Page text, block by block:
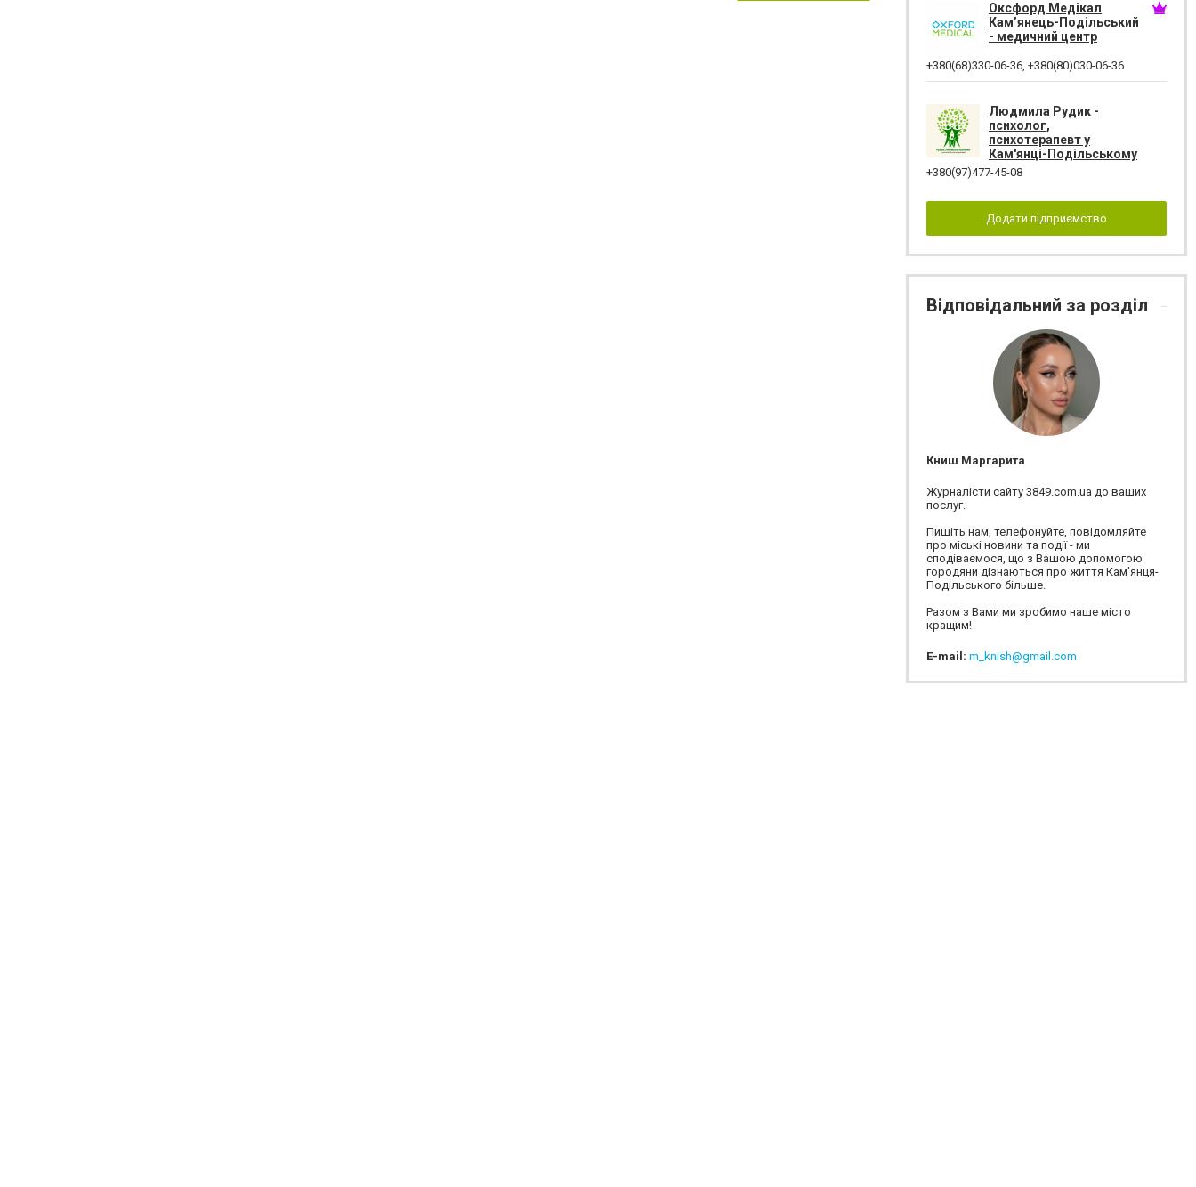
Оксфорд Медікал
Кам’янець-Подільський
- медичний центр
+380(68)330-06-36, +380(80)030-06-36
Людмила Рудик -
психолог,
психотерапевт у
Кам'янці-Подільському
+380(97)477-45-08
Додати підприємство
Відповідальний за розділ
Книш Маргарита
Журналісти сайту 3849.com.ua до ваших
послуг.
Пишіть нам, телефонуйте, повідомляйте
про міські новини та події - ми
сподіваємося, що з Вашою допомогою
городяни дізнаються про життя Кам'янця-
Подільського більше.
Разом з Вами ми зробимо наше місто
кращим!
E-mail: m_knish@gmail.com